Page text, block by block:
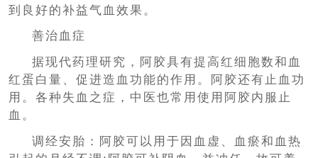
到良好的补益气血效果。
善治血症
据现代药理研究，阿胶具有提高红细胞数和血
红蛋白量、促进造血功能的作用。阿胶还有止血功
用。各种失血之症，中医也常用使用阿胶内服止
血。
调经安胎：阿胶可以用于因血虚、血瘀和血热